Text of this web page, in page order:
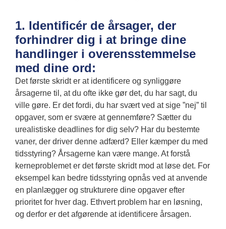
1. Identificér de årsager, der
forhindrer dig i at bringe dine
handlinger i overensstemmelse
med dine ord:
Det første skridt er at identificere og synliggøre
årsagerne til, at du ofte ikke gør det, du har sagt, du
ville gøre. Er det fordi, du har svært ved at sige ”nej” til
opgaver, som er svære at gennemføre? Sætter du
urealistiske deadlines for dig selv? Har du bestemte
vaner, der driver denne adfærd? Eller kæmper du med
tidsstyring? Årsagerne kan være mange. At forstå
kerneproblemet er det første skridt mod at løse det. For
eksempel kan bedre tidsstyring opnås ved at anvende
en planlægger og strukturere dine opgaver efter
prioritet for hver dag. Ethvert problem har en løsning,
og derfor er det afgørende at identificere årsagen.